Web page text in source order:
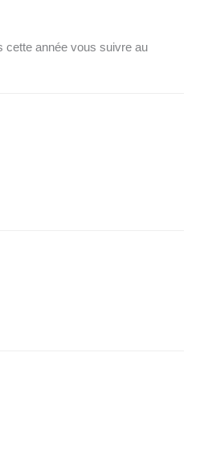
cette année vous suivre au